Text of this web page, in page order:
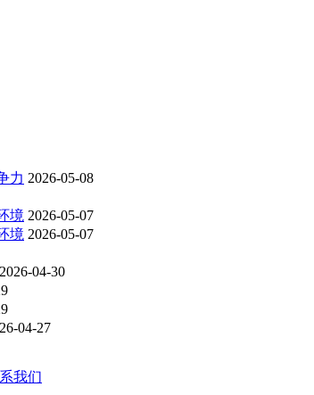
力 2026-05-08
境 2026-05-07
境 2026-05-07
2026-04-30
04-27
我们